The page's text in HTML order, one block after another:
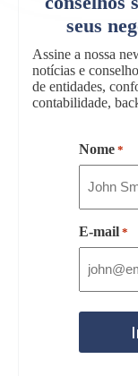
seus
Assine a nossa
notícias e
de entidades,
contabilidade,
Nome *
E-mail *